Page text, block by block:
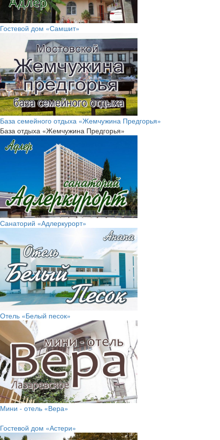
Гостевой дом «Самшит»
База семейного отдыха «Жемчужина Предгорья»
База отдыха «Жемчужина Предгорья»
Санаторий «Адлеркурорт»
Отель «Белый песок»
Мини - отель «Вера»
Гостевой дом «Астери»